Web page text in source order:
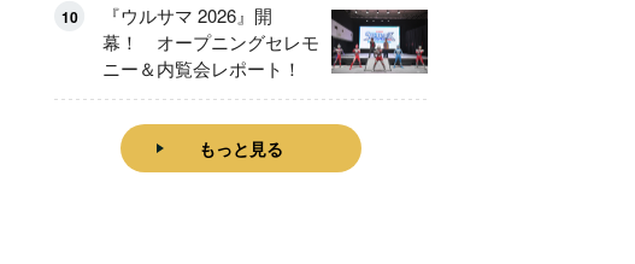
10
『ウルサマ 2026』開
幕！ オープニングセレモ
ニー＆内覧会レポート！
もっと見る